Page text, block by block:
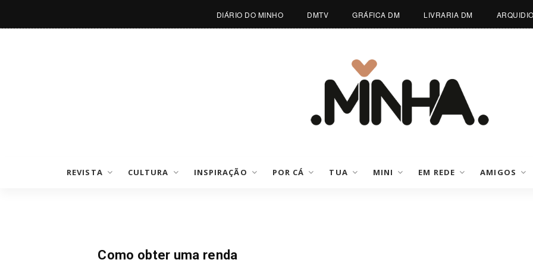
DIÁRIO DO MINHO DMTV GRÁFICA DM LIVRARIA DM
REVISTA CULTURA INSPIRAÇÃO POR CÁ TUA MINI EM REDE AMIGOS
Como obter uma renda